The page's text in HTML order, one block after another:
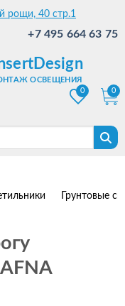
рощи, 40 стр.1
+7 495 664 63 75
ОСВЕЩЕНИЯ
0
0
Грунтовые